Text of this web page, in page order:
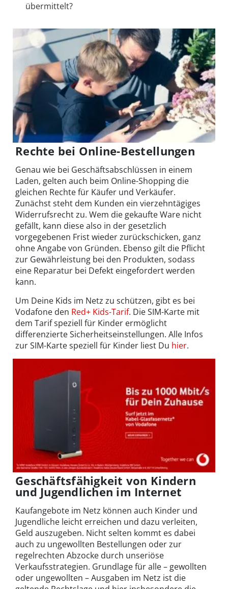
übermittelt?
Rechte bei Online-Bestellungen
Genau wie bei Geschäftsabschlüssen in einem
Laden, gelten auch beim Online-Shopping die
gleichen Rechte für Käufer und Verkäufer.
Zunächst steht dem Kunden ein vierzehntägiges
Widerrufsrecht zu. Wem die gekaufte Ware nicht
gefällt, kann diese also in der gesetzlich
vorgegebenen Frist wieder zurückschicken, ganz
ohne Angabe von Gründen. Ebenso gilt die Pflicht
zur Gewährleistung bei den Produkten, sodass
eine Reparatur bei Defekt eingefordert werden
kann.
Um Deine Kids im Netz zu schützen, gibt es bei
Vodafone den Red+ Kids-Tarif. Die SIM-Karte mit
dem Tarif speziell für Kinder ermöglicht
differenzierte Sicherheitseinstellungen. Alle Infos
zur SIM-Karte speziell für Kinder liest Du hier.
Geschäftsfähigkeit von Kindern
und Jugendlichen im Internet
Kaufangebote im Netz können auch Kinder und
Jugendliche leicht erreichen und dazu verleiten,
Geld auszugeben. Nicht selten kommt es dabei
auch zu ungewollten Bestellungen oder zur
regelrechten Abzocke durch unseriöse
Verkaufsstrategien. Grundlage für alle – gewollten
oder ungewollten – Ausgaben im Netz ist die